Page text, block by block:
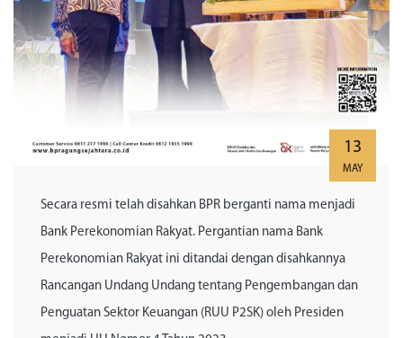
13
MAY
Secara resmi telah disahkan BPR berganti nama menjadi
Bank Perekonomian Rakyat. Pergantian nama Bank
Perekonomian Rakyat ini ditandai dengan disahkannya
Rancangan Undang Undang tentang Pengembangan dan
Penguatan Sektor Keuangan (RUU P2SK) oleh Presiden